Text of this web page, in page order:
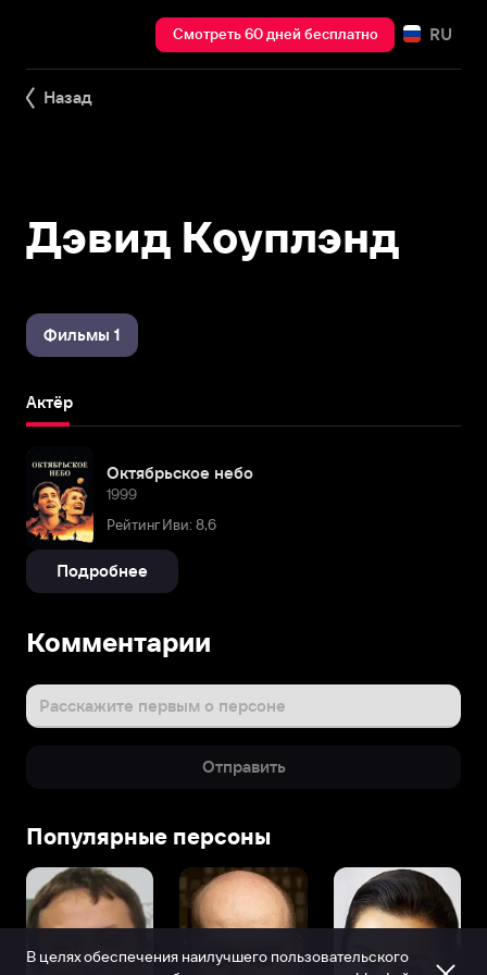
Смотреть 60 дней бесплатно RU
Назад
Дэвид Коуплэнд
Фильмы 1
Актёр
Октябрьское небо
1999
Рейтинг Иви: 8,6
Подробнее
Комментарии
Расскажите первым о персоне
Отправить
Популярные персоны
В целях обеспечения наилучшего пользовательского